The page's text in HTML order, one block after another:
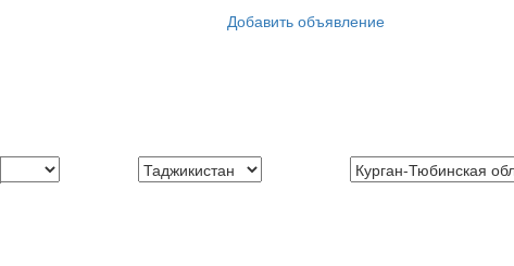
Добавить объявление